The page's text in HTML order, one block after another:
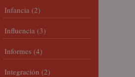
Infancia (2)
Influencia (3)
Informes (4)
Integración (2)